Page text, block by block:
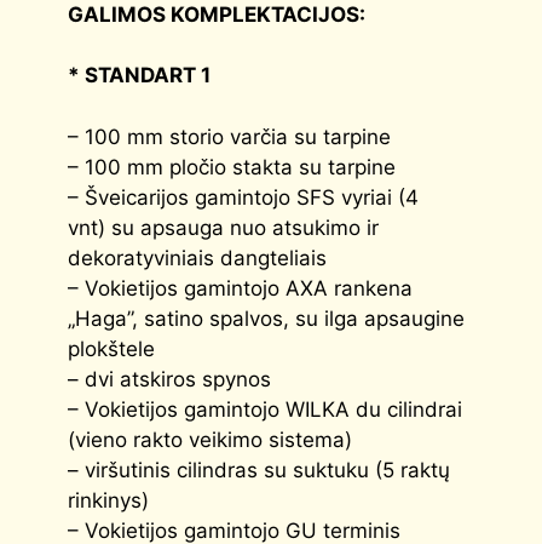
GALIMOS KOMPLEKTACIJOS:
* STANDART 1
– 100 mm storio varčia su tarpine
– 100 mm pločio stakta su tarpine
– Šveicarijos gamintojo SFS vyriai (4
vnt) su apsauga nuo atsukimo ir
dekoratyviniais dangteliais
– Vokietijos gamintojo AXA rankena
„Haga”, satino spalvos, su ilga apsaugine
plokštele
– dvi atskiros spynos
– Vokietijos gamintojo WILKA du cilindrai
(vieno rakto veikimo sistema)
– viršutinis cilindras su suktuku (5 raktų
rinkinys)
– Vokietijos gamintojo GU terminis